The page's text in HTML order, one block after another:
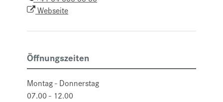
Webseite
Öffnungszeiten
Montag - Donnerstag
07.00 - 12.00